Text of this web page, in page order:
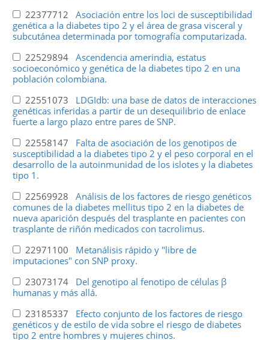
22377712 Asociación entre los loci de susceptibilidad
genética a la diabetes tipo 2 y el área de grasa visceral y
subcutánea determinada por tomografía computarizada.
22529894 Ascendencia amerindia, estatus
socioeconómico y genética de la diabetes tipo 2 en una
población colombiana.
22551073 LDGIdb: una base de datos de interacciones
genéticas inferidas a partir de un desequilibrio de enlace
fuerte a largo plazo entre pares de SNP.
22558147 Falta de asociación de los genotipos de
susceptibilidad a la diabetes tipo 2 y el peso corporal en el
desarrollo de la autoinmunidad de los islotes y la diabetes
tipo 1.
22569928 Análisis de los factores de riesgo genéticos
comunes de la diabetes mellitus tipo 2 en la diabetes de
nueva aparición después del trasplante en pacientes con
trasplante de riñón medicados con tacrolimus.
22971100 Metanálisis rápido y "libre de
imputaciones" con SNP proxy.
23073174 Del genotipo al fenotipo de células β
humanas y más allá.
23185337 Efecto conjunto de los factores de riesgo
genéticos y de estilo de vida sobre el riesgo de diabetes
tipo 2 entre hombres y mujeres chinos.